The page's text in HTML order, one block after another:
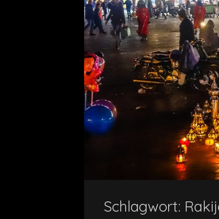
Schlagwort: